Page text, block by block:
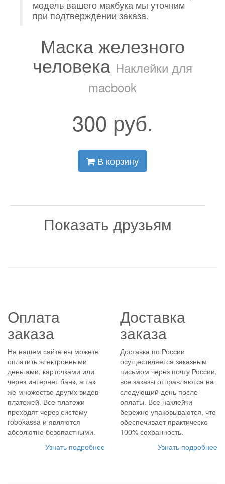
модель вашего макбука мы уточним
при подтверждении заказа.
Маска железного
человека Наклейки для
macbook
300 руб.
В корзину
Показать друзьям
Оплата
заказа
На нашем сайте вы можете
оплатить электронными
деньгами, карточками или
через интернет банк, а так
же множество других видов
платежей. Все платежи
проходят через систему
robokassa и являются
абсолютно безопастными.
Узнать подробнее
Доставка
заказа
Доставка по России
осуществляется заказным
письмом через почту России,
все заказы отправляются на
следующий день после
оплаты. Все наклейки
бережно упаковываются, что
обеспечивает практическо
100% сохранность.
Узнать подробнее